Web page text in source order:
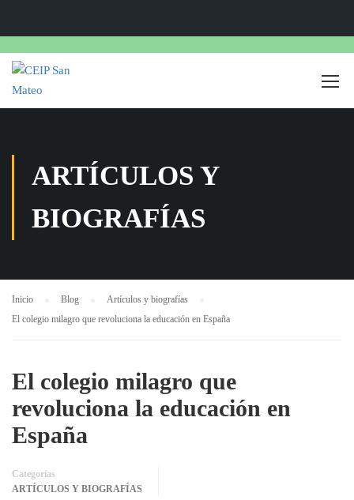
ARTÍCULOS Y
BIOGRAFÍAS
Inicio Blog
Artículos y biografías
El colegio milagro que revoluciona la educación en España
El colegio milagro que
revoluciona la educación en
España
Categorías
ARTÍCULOS Y BIOGRAFÍAS